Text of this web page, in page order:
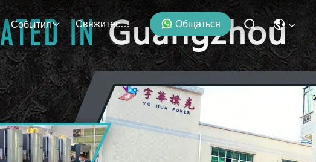
События Свяжитесь С Нами Общаться